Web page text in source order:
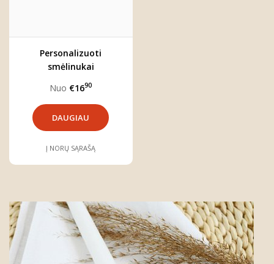
Personalizuoti
smėlinukai
"Vaivorykštė"
Nuo €1690
DAUGIAU
Į NORŲ SĄRAŠĄ